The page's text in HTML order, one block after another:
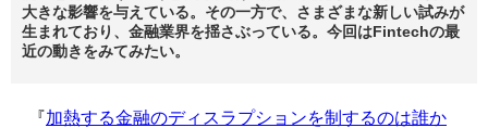
大きな影響を与えている。その一方で、さまざまな新しい試みが
生まれており、金融業界を揺さぶっている。今回はFintechの最
近の動きをみてみたい。
『加熱する金融のディスラプションを制するのは誰か